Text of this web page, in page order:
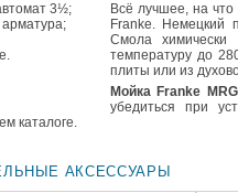
3½;
Всё лучшее, на
Franke. Немецкий
Смола химически
температуру до
плиты или из
Мойка Franke
убедиться при
каталоге.
АКСЕССУАРЫ